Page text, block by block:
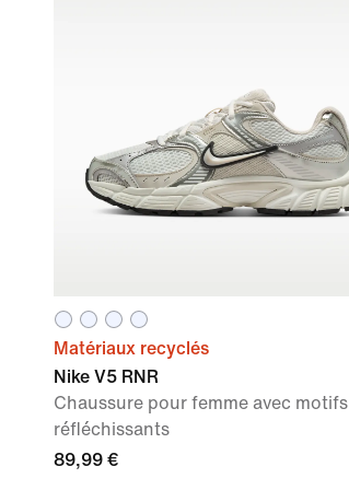
Matériaux recyclés
Nike V5 RNR
Chaussure pour femme avec motifs
réfléchissants
89,99 €